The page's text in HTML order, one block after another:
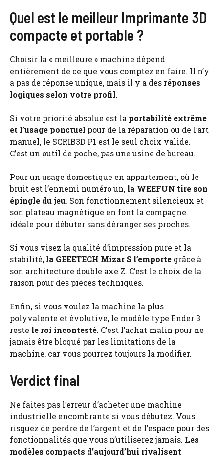
Quel est le meilleur Imprimante 3D
compacte et portable ?
Choisir la « meilleure » machine dépend
entièrement de ce que vous comptez en faire. Il n’y
a pas de réponse unique, mais il y a des réponses
logiques selon votre profil.
Si votre priorité absolue est la portabilité extrême
et l’usage ponctuel pour de la réparation ou de l’art
manuel, le SCRIB3D P1 est le seul choix valide.
C’est un outil de poche, pas une usine de bureau.
Pour un usage domestique en appartement, où le
bruit est l’ennemi numéro un, la WEEFUN tire son
épingle du jeu. Son fonctionnement silencieux et
son plateau magnétique en font la compagne
idéale pour débuter sans déranger ses proches.
Si vous visez la qualité d’impression pure et la
stabilité, la GEEETECH Mizar S l’emporte grâce à
son architecture double axe Z. C’est le choix de la
raison pour des pièces techniques.
Enfin, si vous voulez la machine la plus
polyvalente et évolutive, le modèle type Ender 3
reste le roi incontesté. C’est l’achat malin pour ne
jamais être bloqué par les limitations de la
machine, car vous pourrez toujours la modifier.
Verdict final
Ne faites pas l’erreur d’acheter une machine
industrielle encombrante si vous débutez. Vous
risquez de perdre de l’argent et de l’espace pour des
fonctionnalités que vous n’utiliserez jamais. Les
modèles compacts d’aujourd’hui rivalisent